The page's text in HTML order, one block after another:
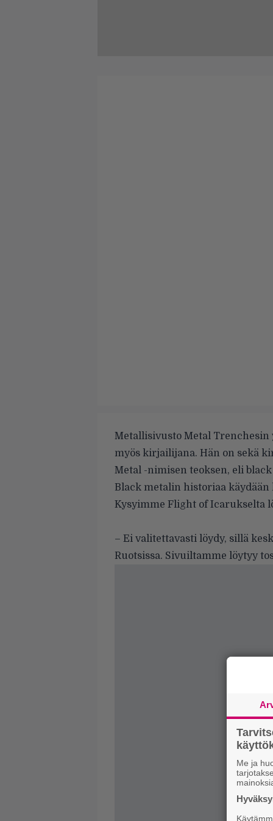
Metallisivusto Metal
myös kirjailijana. Hän on sekä
Metal -nimisen teoksen, eli
Black metalin historiaa
Kysyimme Flight of Icarukselta
– Ei valitettavasti löydy, sillä
Ruotsissa. Sivuiltamme löytyy
Me ja